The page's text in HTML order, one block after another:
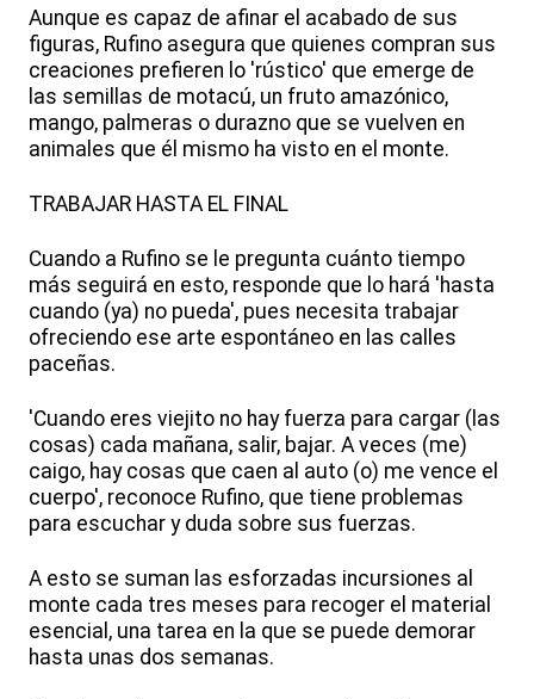
Aunque es capaz de afinar el acabado de sus
figuras, Rufino asegura que quienes compran sus
creaciones prefieren lo 'rústico' que emerge de
las semillas de motacú, un fruto amazónico,
mango, palmeras o durazno que se vuelven en
animales que él mismo ha visto en el monte.
TRABAJAR HASTA EL FINAL
Cuando a Rufino se le pregunta cuánto tiempo
más seguirá en esto, responde que lo hará 'hasta
cuando (ya) no pueda', pues necesita trabajar
ofreciendo ese arte espontáneo en las calles
paceñas.
'Cuando eres viejito no hay fuerza para cargar (las
cosas) cada mañana, salir, bajar. A veces (me)
caigo, hay cosas que caen al auto (o) me vence el
cuerpo', reconoce Rufino, que tiene problemas
para escuchar y duda sobre sus fuerzas.
A esto se suman las esforzadas incursiones al
monte cada tres meses para recoger el material
esencial, una tarea en la que se puede demorar
hasta unas dos semanas.